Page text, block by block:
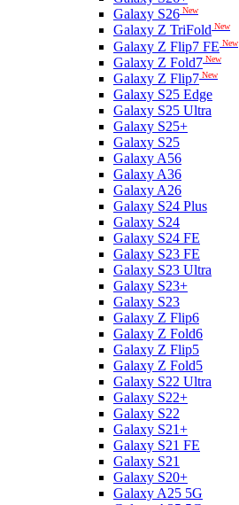
Galaxy S26 New
Galaxy Z TriFold New
Galaxy Z Flip7 FE New
Galaxy Z Fold7 New
Galaxy Z Flip7 New
Galaxy S25 Edge
Galaxy S25 Ultra
Galaxy S25+
Galaxy S25
Galaxy A56
Galaxy A36
Galaxy A26
Galaxy S24 Plus
Galaxy S24
Galaxy S24 FE
Galaxy S23 FE
Galaxy S23 Ultra
Galaxy S23+
Galaxy S23
Galaxy Z Flip6
Galaxy Z Fold6
Galaxy Z Flip5
Galaxy Z Fold5
Galaxy S22 Ultra
Galaxy S22+
Galaxy S22
Galaxy S21+
Galaxy S21 FE
Galaxy S21
Galaxy S20+
Galaxy A25 5G